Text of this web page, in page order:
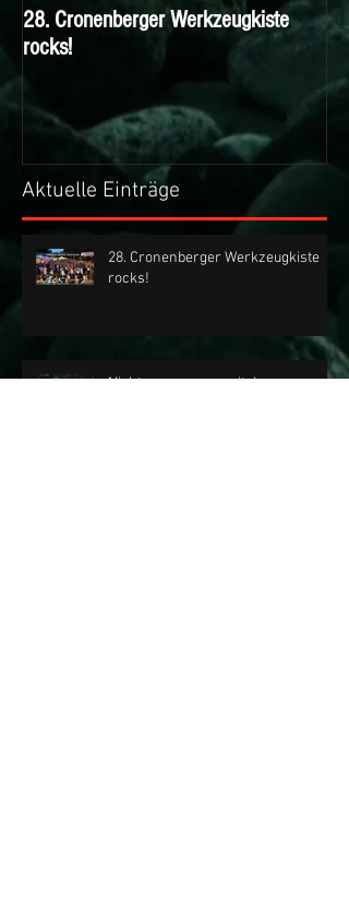
28. Cronenberger Werkzeugkiste
rocks!
Aktuelle Einträge
28. Cronenberger Werkzeugkiste
rocks!
Nichts verpassen mit dem